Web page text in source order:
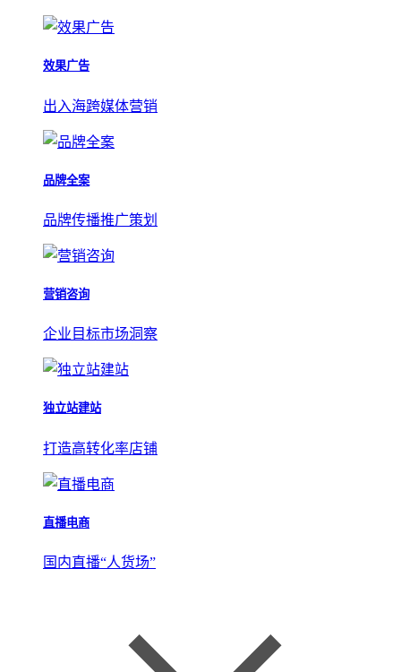
效果广告
出入海跨媒体营销
品牌全案
品牌传播推广策划
营销咨询
企业目标市场洞察
独立站建站
打造高转化率店铺
直播电商
国内直播“人货场”